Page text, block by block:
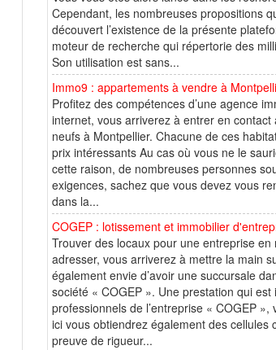
Cependant, les nombreuses propositions
découvert l’existence de la présente
moteur de recherche qui répertorie des
Son utilisation est sans...
Immo9 : appartements à vendre à
Profitez des compétences d’une agence
internet, vous arriverez à entrer en
neufs à Montpellier. Chacune de ces
prix intéressants Au cas où vous ne le
cette raison, de nombreuses personnes
exigences, sachez que vous devez vous
dans la...
COGEP : lotissement et immobilier
Trouver des locaux pour une entreprise
adresser, vous arriverez à mettre la main
également envie d’avoir une succursale
société « COGEP ». Une prestation qui
professionnels de l’entreprise « COGEP
ici vous obtiendrez également des cellules
preuve de rigueur...